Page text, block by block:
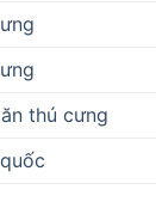
thú cưng